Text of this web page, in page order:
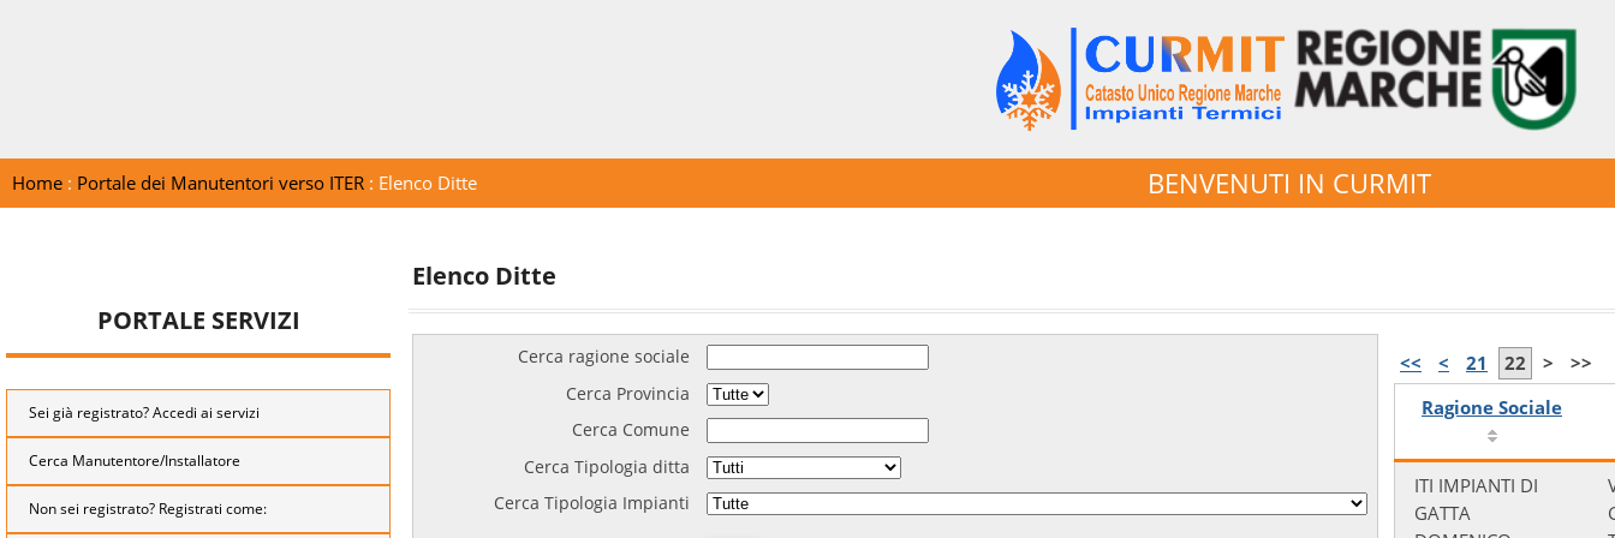
Home: Portale dei Manutentori verso ITER: Elenco Ditte BENVENUTI IN CURMIT
PORTALE SERVIZI
Sei già registrato? Accedi ai servizi
Cerca Manutentore/Installatore
Non sei registrato? Registrati come:
Elenco Ditte
Cerca ragione sociale
Cerca Provincia
Cerca Comune
Cerca Tipologia ditta
Cerca Tipologia Impianti
<< < 21 22 >
>>
Ragione Sociale
ITI IMPIANTI DI
GATTA